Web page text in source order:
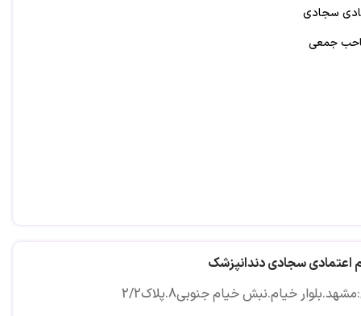
سجادی
جمعی
اعتمادی سجادی دندانپزشک
خیام.نبش خیام جنوبی8.پلاک2/2